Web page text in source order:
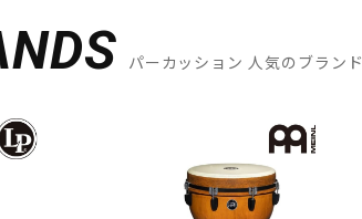
パーカッション 人気のブランド